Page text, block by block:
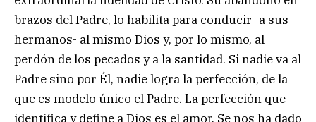
brazos del Padre, lo habilita para conducir -a sus
hermanos- al mismo Dios y, por lo mismo, al
perdón de los pecados y a la santidad. Si nadie va al
Padre sino por Él, nadie logra la perfección, de la
que es modelo único el Padre. La perfección que
identifica y define a Dios es el amor. Se nos ha dado